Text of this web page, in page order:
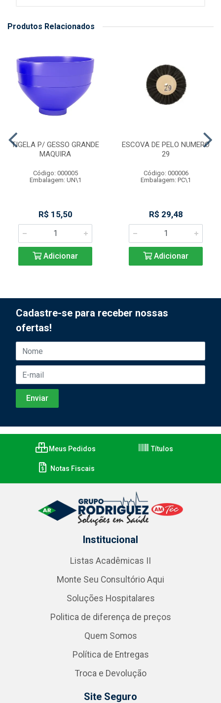
Produtos Relacionados
TIGELA P/ GESSO GRANDE
MAQUIRA
Código: 000005
Embalagem: UN\1
R$ 15,50
Adicionar
ESCOVA DE PELO NUMERO
29
Código: 000006
Embalagem: PC\1
R$ 29,48
Adicionar
Cadastre-se para receber nossas
ofertas!
Meus Pedidos Títulos
Notas Fiscais
Institucional
Listas Acadêmicas II
Monte Seu Consultório Aqui
Soluções Hospitalares
Politica de diferença de preços
Quem Somos
Política de Entregas
Troca e Devolução
Site Seguro